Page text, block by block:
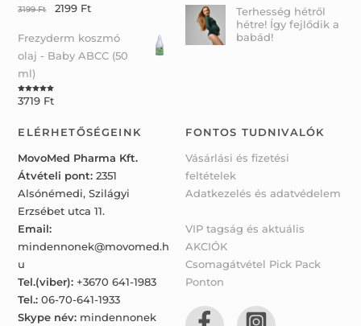
Rated 5.00
out of 5
3199Ft 2199 Ft
Frezyderm koszmó
olaj - Baby ABCC (50
ml)
Rated5.00
out of 5
3719 Ft
Terhesség hétről
hétre! Így fejlődik a
babád!
ELÉRHETŐSÉGEINK
MovoMed Pharma Kft.
Átvételi pont: 2351
Alsónémedi, Szilágyi
Erzsébet utca 11.
Email:
mindennonek@movomed.h
u
Tel.(viber): +3670 641-1983
Tel.: 06-70-641-1933
Skype név: mindennonek
FONTOS TUDNIVALÓK
Vásárlási és fizetési
feltételek
Adatkezelés és adatvédelem
VIP tagság és aktuális
AKCIÓK
Csomagátvétel Pick Pack
Ponton